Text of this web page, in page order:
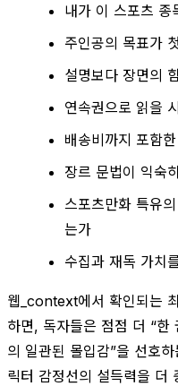
내가 이 스포츠 종
주인공의 목표가
설명보다 장면의
연속권으로 읽을
배송비까지 포함
장르 문법이 익숙
스포츠만화 특유
는가
수집과 재독 가치
웹_context에서 확인되는
하면, 독자들은 점점 더 “한
의 일관된 몰입감”을 선호
릭터 감정선의 설득력을 더